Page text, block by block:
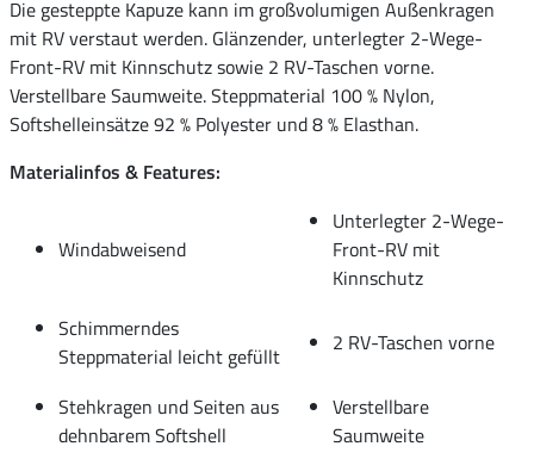
Die gesteppte Kapuze kann im großvolumigen Außenkragen
mit RV verstaut werden. Glänzender, unterlegter 2-Wege-
Front-RV mit Kinnschutz sowie 2 RV-Taschen vorne.
Verstellbare Saumweite. Steppmaterial 100 % Nylon,
Softshelleinsätze 92 % Polyester und 8 % Elasthan.
Materialinfos & Features:
Windabweisend
Unterlegter 2-Wege-
Front-RV mit
Kinnschutz
Schimmerndes
Steppmaterial leicht gefüllt
2 RV-Taschen vorne
Stehkragen und Seiten aus
dehnbarem Softshell
Verstellbare
Saumweite